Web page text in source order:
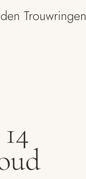
Trouwringen